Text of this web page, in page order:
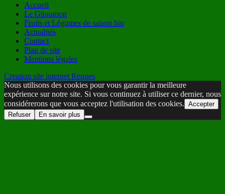
Accueil
Le Giraumon
Fruits et Légumes de saison bio
Actualités
Contact
Plan de site
Mentions légales
Creation site internet Rennes
Nous utilisons des cookies pour vous garantir la meilleure
expérience sur notre site. Si vous continuez à utiliser ce dernier, nous
considérerons que vous acceptez l'utilisation des cookies. Accepter
Refuser
En savoir plus